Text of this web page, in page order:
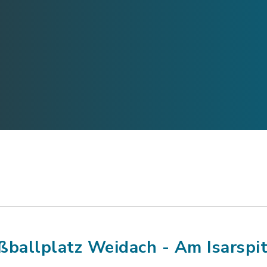
Weidach - Am